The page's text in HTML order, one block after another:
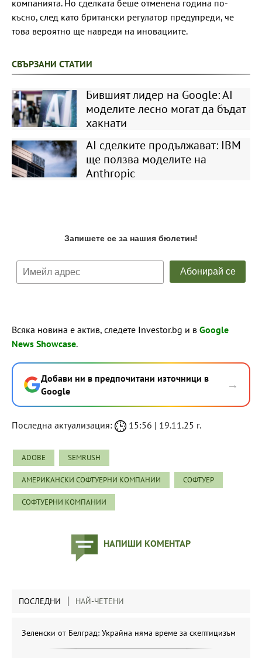
компанията. Но сделката беше отменена година по-
късно, след като британски регулатор предупреди, че
това вероятно ще навреди на иновациите.
СВЪРЗАНИ СТАТИИ
Бившият лидер на Google: AI
моделите лесно могат да бъдат
хакнати
AI сделките продължават: IBM
ще ползва моделите на
Anthropic
Всяка новина е актив, следете Investor.bg и в Google
News Showcase.
Добави ни в предпочитани източници в
Google
→
Последна актуализация: 15:56 | 19.11.25 г.
ADOBE SEMRUSH
АМЕРИКАНСКИ СОФТУЕРНИ КОМПАНИИ СОФТУЕР
СОФТУЕРНИ КОМПАНИИ
НАПИШИ КОМЕНТАР
ПОСЛЕДНИ НАЙ-ЧЕТЕНИ
Зеленски от Белград: Украйна няма време за скептицизъм